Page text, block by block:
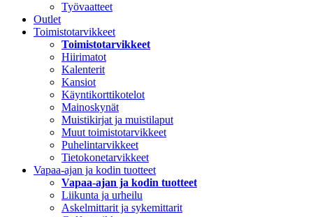
Työvaatteet
Outlet
Toimistotarvikkeet
Toimistotarvikkeet
Hiirimatot
Kalenterit
Kansiot
Käyntikorttikotelot
Mainoskynät
Muistikirjat ja muistilaput
Muut toimistotarvikkeet
Puhelintarvikkeet
Tietokonetarvikkeet
Vapaa-ajan ja kodin tuotteet
Vapaa-ajan ja kodin tuotteet
Liikunta ja urheilu
Askelmittarit ja sykemittarit